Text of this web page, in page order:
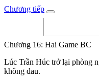
Chương tiếp
Chương 16: Hai Game BC
Lúc Trần Húc trở lại phòng
không đau.